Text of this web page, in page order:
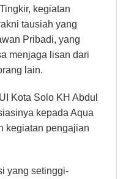
kegiatan
tausiah yang
Pribadi, yang
menjaga lisan dari
lain.
Kota Solo KH Abdul
kepada Aqua
kegiatan pengajian
yang setinggi-